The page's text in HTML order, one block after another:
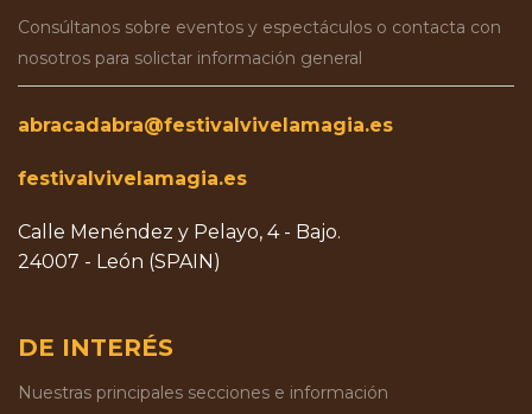
Consúltanos sobre eventos y espectáculos o contacta con
nosotros para solictar información general
abracadabra@festivalvivelamagia.es
festivalvivelamagia.es
Calle Menéndez y Pelayo, 4 - Bajo.
24007 - León (SPAIN)
DE INTERÉS
Nuestras principales secciones e información